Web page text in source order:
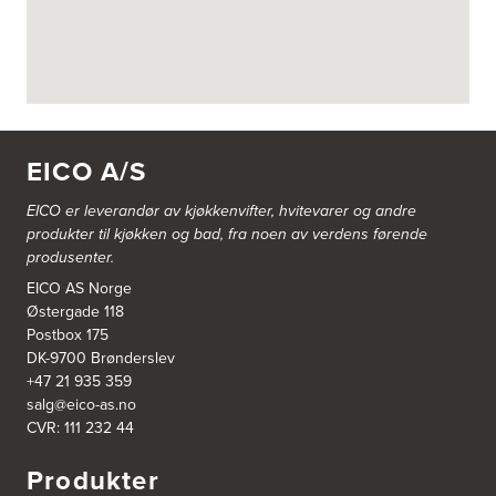
Bergen Kjøkkensenter A/S
Hellevegen 228
Tel.:55-395060
Bjerkreim Trelast AS
Nesjane 7, Vikeså
4389 Vikeså
Tel.:51-454050
http://www.drommekjokken.no
Bjerks Trevarefabrikk AS
Torkel Haabeths Vei 47
4325 Sandnes
Tel.:51609590
Bjørnådal AS
EICO A/S
EICO er leverandør av kjøkkenvifter, hvitevarer og andre
produkter til kjøkken og bad, fra noen av verdens førende
produsenter.
EICO AS Norge
Østergade 118
Postbox 175
DK-9700 Brønderslev
+47 21 935 359
salg@eico-as.no
CVR: 111 232 44
Produkter